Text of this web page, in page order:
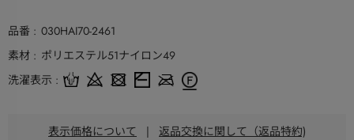
品番
030HAI70-2461
素材
ポリエステル51ナイロン49
洗濯表示
表示価格について | 返品交換に関して（返品特約)